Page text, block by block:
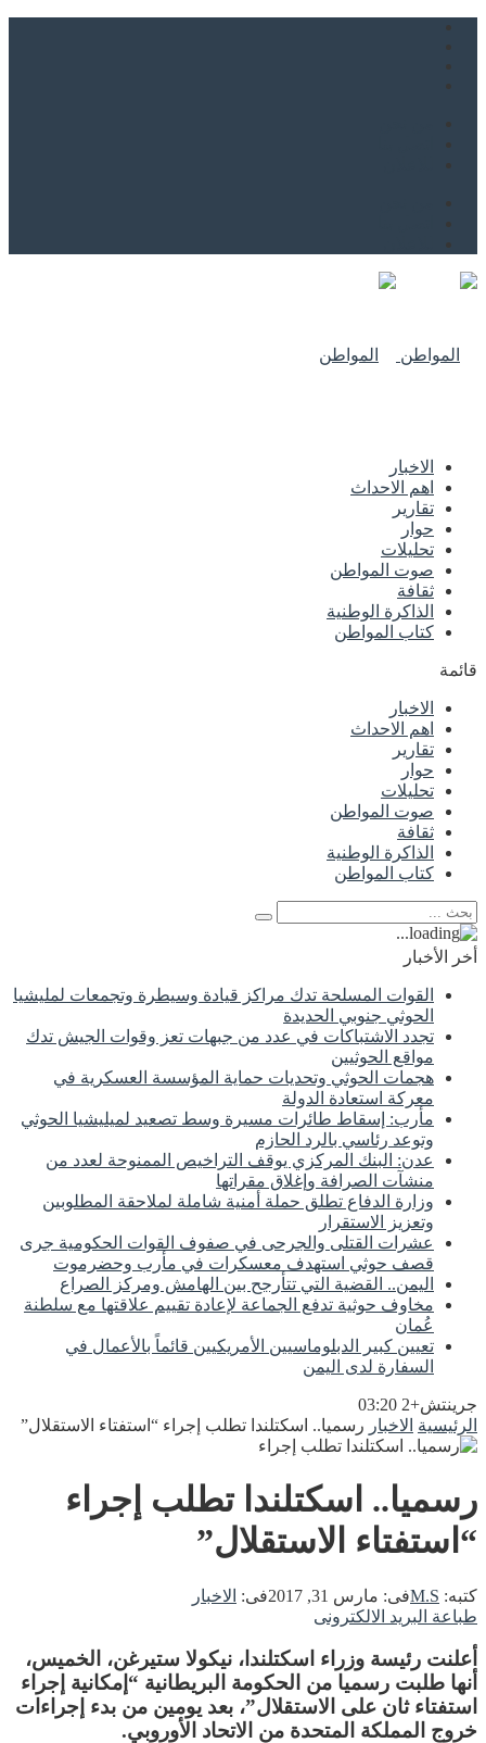
الاخبار
اهم الاحداث
تقارير
حوار
تحليلات
صوت المواطن
ثقافة
الذاكرة الوطنية
كتاب المواطن
قائمة
الاخبار
اهم الاحداث
تقارير
حوار
تحليلات
صوت المواطن
ثقافة
الذاكرة الوطنية
كتاب المواطن
أخر الأخبار
القوات المسلحة تدك مراكز قيادة وسيطرة وتجمعات لمليشيا
الحوثي جنوبي الحديدة
تجدد الاشتباكات في عدد من جبهات تعز وقوات الجيش تدك
مواقع الحوثيين
هجمات الحوثي وتحديات حماية المؤسسة العسكرية في
معركة استعادة الدولة
مأرب: إسقاط طائرات مسيرة وسط تصعيد لميليشيا الحوثي
وتوعد رئاسي بالرد الحازم
عدن: البنك المركزي يوقف التراخيص الممنوحة لعدد من
منشآت الصرافة وإغلاق مقراتها
وزارة الدفاع تطلق حملة أمنية شاملة لملاحقة المطلوبين
وتعزيز الاستقرار
عشرات القتلى والجرحى في صفوف القوات الحكومية جرى
قصف حوثي استهدف معسكرات في مأرب وحضرموت
اليمن.. القضية التي تتأرجح بين الهامش ومركز الصراع
مخاوف حوثية تدفع الجماعة لإعادة تقييم علاقتها مع سلطنة
عُمان
تعيين كبير الدبلوماسيين الأمريكيين قائماً بالأعمال في
السفارة لدى اليمن
جرينتش+2 03:20
الرئيسية الاخبار رسميا.. اسكتلندا تطلب إجراء “استفتاء الاستقلال”
رسميا.. اسكتلندا تطلب إجراء
“استفتاء الاستقلال”
كتبه: M.Sفى: مارس 31, 2017 فى: الاخبار
طباعة البريد الالكترونى
أعلنت رئيسة وزراء اسكتلندا، نيكولا ستيرغن، الخميس،
أنها طلبت رسميا من الحكومة البريطانية “إمكانية إجراء
استفتاء ثان على الاستقلال”، بعد يومين من بدء إجراءات
خروج المملكة المتحدة من الاتحاد الأوروبي.